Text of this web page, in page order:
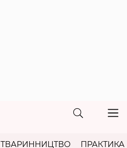
ТВАРИННИЦТВО ПРАКТИКА